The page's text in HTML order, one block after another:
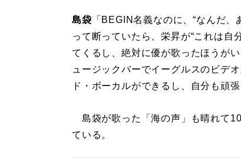
島袋 「BEGIN名義なのに、“なんだ
って断っていたら、栄昇が“これは自
てくるし、絶対に優が歌ったほうが
ュージックバーでイーグルスのビデ
ド・ボーカルができるし、自分も頑
島袋が歌った「海の声」も晴れて
ている。